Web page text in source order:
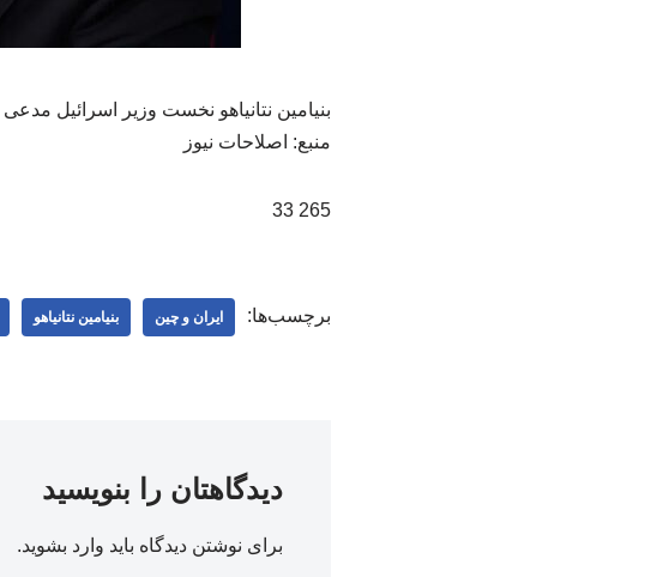
بنیامین نتانیاهو نخست وزیر اسرائیل
منبع: اصلاحات نیوز
265 33
برچسب‌ها: ایران و چین بنیامین نتانیاهو
دیدگاهتان را بنویسید
برای نوشتن دیدگاه باید وارد بشوید.